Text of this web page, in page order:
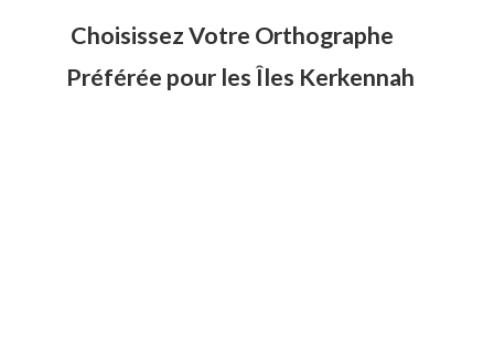
Choisissez Votre Orthographe
Préférée pour les Îles Kerkennah